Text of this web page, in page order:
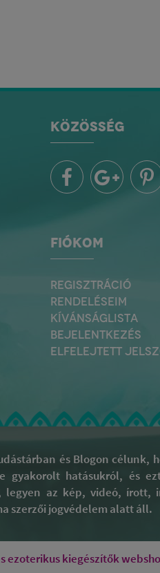
KÖZÖSSÉG
FIÓKOM
REGISZTRÁCIÓ
RENDELÉSEIM
KÍVÁNSÁGLISTA
BEJELENTKEZÉS
ELFELEJTETT
és Blogon célunk,
gyakorolt hatásukról, és
az kép, videó, írott,
szerzői jogvédelem alatt áll.
ezoterikus kiegészítők